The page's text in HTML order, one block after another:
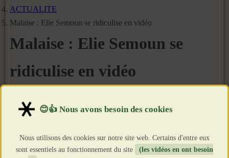
ACTUALITE
Malaise : Elie Semoun se ridiculise en vidéo
Malaise : Elie Semoun se
ridiculise en vidéo
Catégorie :ACTUALITE
Publié le : 7 Mai 2019
Nous utilisons des cookies sur notre site web. Certains d'entre eux
sont essentiels au fonctionnement du site
(les vidéos en ont besoin